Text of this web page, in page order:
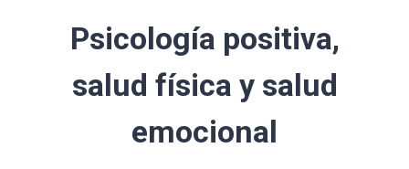
Psicología positiva,
salud física y salud
emocional